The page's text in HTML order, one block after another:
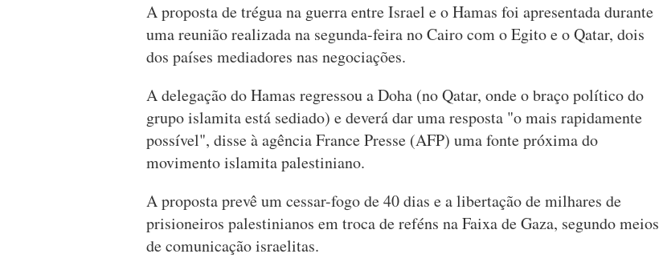
A proposta de trégua na guerra entre Israel e o Hamas foi apresentada durante
uma reunião realizada na segunda-feira no Cairo com o Egito e o Qatar, dois
dos países mediadores nas negociações.
A delegação do Hamas regressou a Doha (no Qatar, onde o braço político do
grupo islamita está sediado) e deverá dar uma resposta "o mais rapidamente
possível", disse à agência France Presse (AFP) uma fonte próxima do
movimento islamita palestiniano.
A proposta prevê um cessar-fogo de 40 dias e a libertação de milhares de
prisioneiros palestinianos em troca de reféns na Faixa de Gaza, segundo meios
de comunicação israelitas.